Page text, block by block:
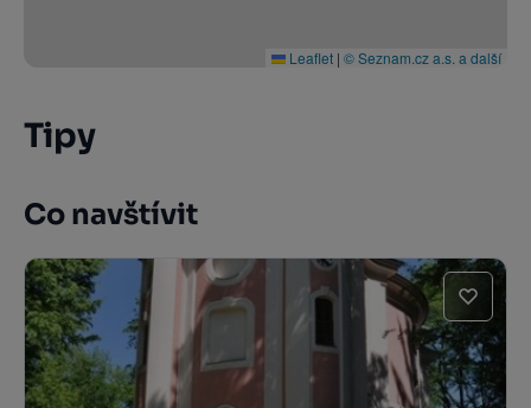
Leaflet | © Seznam.cz a.s. a další
Tipy
Co navštívit